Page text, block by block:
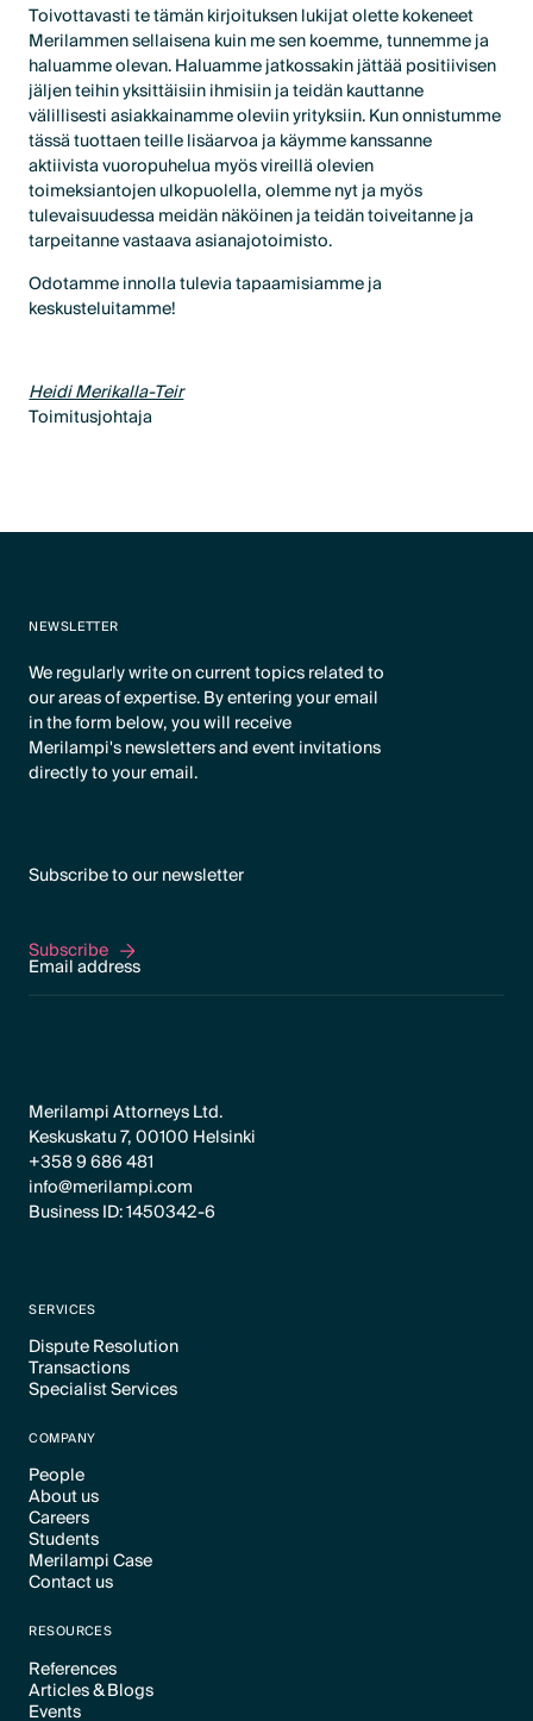
Toivottavasti te tämän kirjoituksen lukijat olette kokeneet
Merilammen sellaisena kuin me sen koemme, tunnemme ja
haluamme olevan. Haluamme jatkossakin jättää positiivisen
jäljen teihin yksittäisiin ihmisiin ja teidän kauttanne
välillisesti asiakkainamme oleviin yrityksiin. Kun onnistumme
tässä tuottaen teille lisäarvoa ja käymme kanssanne
aktiivista vuoropuhelua myös vireillä olevien
toimeksiantojen ulkopuolella, olemme nyt ja myös
tulevaisuudessa meidän näköinen ja teidän toiveitanne ja
tarpeitanne vastaava asianajotoimisto.
Odotamme innolla tulevia tapaamisiamme ja
keskusteluitamme!
Heidi Merikalla-Teir
Toimitusjohtaja
NEWSLETTER
We regularly write on current topics related to
our areas of expertise. By entering your email
in the form below, you will receive
Merilampi's newsletters and event invitations
directly to your email.
Subscribe to our newsletter
Subscribe
Subscribe
Merilampi Attorneys Ltd.
Keskuskatu 7, 00100 Helsinki
+358 9 686 481
info@merilampi.com
Business ID: 1450342-6
SERVICES
Dispute Resolution
Text Link
Transactions
Text Link
Specialist Services
COMPANY
People
Text Link
About us
Text Link
Careers
Text Link
Students
Text Link
Merilampi Case
Text Link
Contact us
RESOURCES
References
Text Link
Articles & Blogs
Text Link
Events